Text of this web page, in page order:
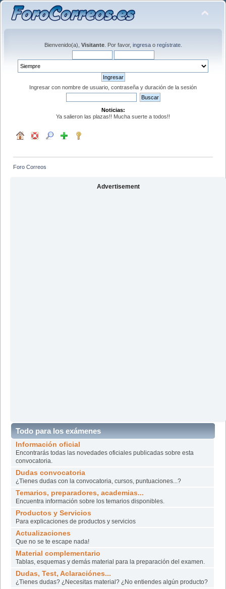
Bienvenido(a), Visitante. Por favor, ingresao regístrate.
Ingresar con nombre de usuario, contraseña y duración de la sesión
Noticias:
Ya salieron las plazas!! Mucha suerte a todos!!
Foro Correos
Advertisement
Todo para los exámenes
Información oficial
Encontrarás todas las novedades oficiales publicadas sobre esta
convocatoria.
Dudas convocatoria
¿Tienes dudas con la convocatoria, cursos, puntuaciones...?
Temarios, preparadores, academias...
Encuentra información sobre los temarios disponibles.
Productos y Servicios
Para explicaciones de productos y servicios
Actualizaciones
Que no se te escape nada!
Material complementario
Tablas, esquemas y demás material para la preparación del examen.
Dudas, Test, Aclaraciónes...
¿Tienes dudas? ¿Necesitas material? ¿No entiendes algún producto?